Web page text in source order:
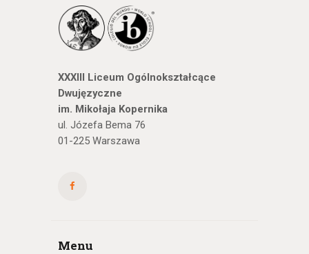
XXXIII Liceum Ogólnokształcące
Dwujęzyczne
im. Mikołaja Kopernika
ul. Józefa Bema 76
01-225 Warszawa
Menu